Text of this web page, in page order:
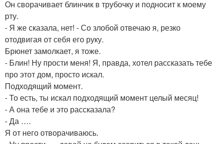
Он сворачивает блинчик в трубочку и подносит к моему
рту.
- Я же сказала, нет! - Со злобой отвечаю я, резко
отодвигая от себя его руку.
Брюнет замолкает, я тоже.
- Блин! Ну прости меня! Я, правда, хотел рассказать тебе
про этот дом, просто искал.
Подходящий момент.
- То есть, ты искал подходящий момент целый месяц!
- А она тебе и это рассказала?
- Да ….
Я от него отворачиваюсь.